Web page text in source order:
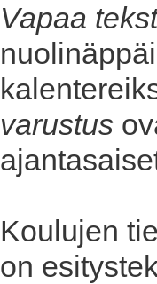
Vapaa
varustus
Koulujen
on